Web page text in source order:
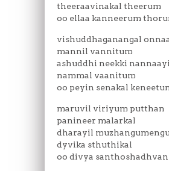
theeraavinakal theerum
oo ellaa kanneerum
vishuddhaganangal
mannil vannitum
ashuddhi neekki nannaayi
nammal vaanitum
oo peyin senakal
maruvil viriyum putthan
panineer malarkal
dharayil
dyvika sthuthikal
oo divya